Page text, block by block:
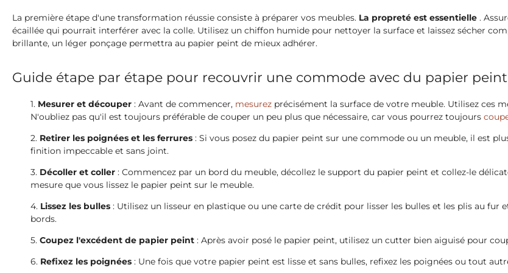
La première étape d'une transformation réussie consiste à préparer vos meubles. La propreté est essentielle .
écaillée qui pourrait interférer avec la colle. Utilisez un chiffon humide pour nettoyer la surface et laissez sécher
brillante, un léger ponçage permettra au papier peint de mieux adhérer.
Guide étape par étape pour recouvrir une commode avec du papier
Mesurer et découper : Avant de commencer, mesurez précisément la surface de votre meuble. Utilisez ces
N'oubliez pas qu'il est toujours préférable de couper un peu plus que nécessaire, car vous pourrez toujours
Retirer les poignées et les ferrures : Si vous posez du papier peint sur une commode ou un meuble, il est
finition impeccable et sans joint.
Décoller et coller : Commencez par un bord du meuble, décollez le support du papier peint et collez-le
mesure que vous lissez le papier peint sur le meuble.
Lissez les bulles : Utilisez un lisseur en plastique ou une carte de crédit pour lisser les bulles et les plis au
bords.
Coupez l'excédent de papier peint : Après avoir posé le papier peint, utilisez un cutter bien aiguisé pour
Refixez les poignées : Une fois que votre papier peint est lisse et sans bulles, refixez les poignées ou tout